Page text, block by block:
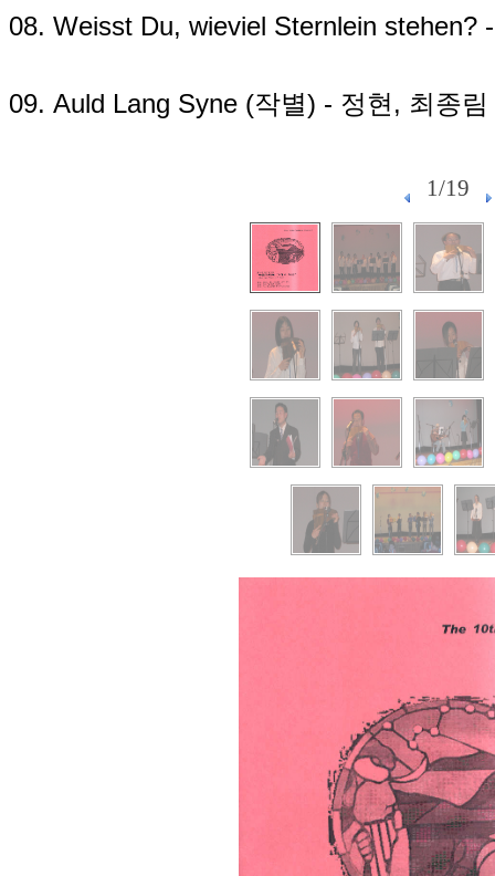
08. Weisst Du, wieviel Sternlein stehen?
09. Auld Lang Syne (작별) - 정현, 최종
1/19